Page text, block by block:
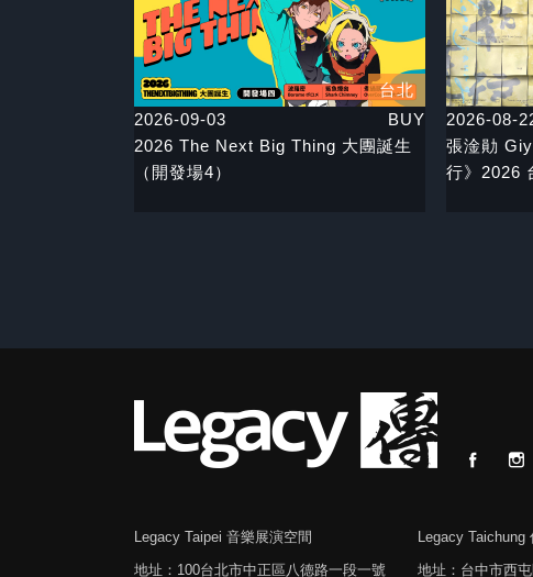
台北
2026-09-03
BUY
2026 The Next Big Thing 大團誕生
（開發場4）
2026-08-
張淦勛
行》2026
Legacy Taipei 音樂展演空間 Legacy
地址：100台北市中正區八德路一段一號
地址：台中市西